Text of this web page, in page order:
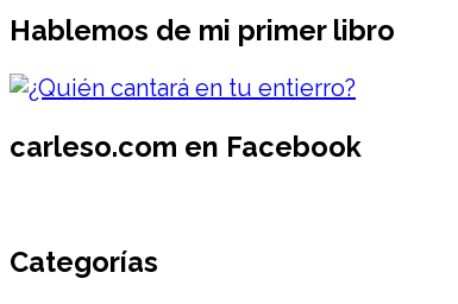
Hablemos de mi primer libro
carleso.com en Facebook
Categorías